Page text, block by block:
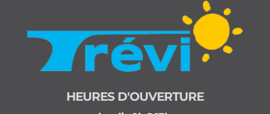
HEURES D'OUVERTURE